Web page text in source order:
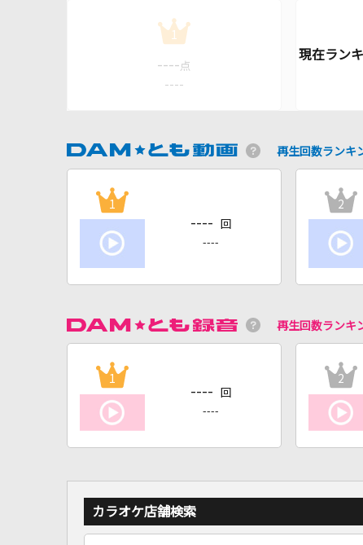
1
---- 点
----
再生回数ランキ
1
---- 回
----
2
再生回数ランキ
1
---- 回
----
2
カラオケ店舗検索